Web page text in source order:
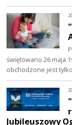
świętowano 26 maja
obchodzone jest
Jubileuszowy